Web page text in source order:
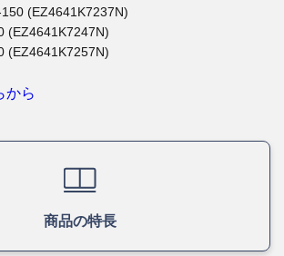
(EZ4641K7237N)
(EZ4641K7247N)
(EZ4641K7257N)
から
商品の特長